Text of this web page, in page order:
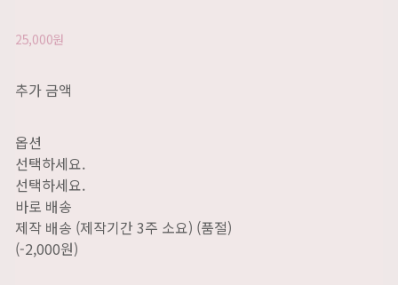
25,000원
추가 금액
옵션
선택하세요.
선택하세요.
바로 배송
제작 배송 (제작기간 3주 소요) (품절)
(-2,000원)